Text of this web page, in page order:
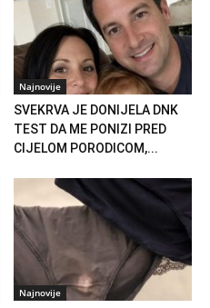
Najnovije
SVEKRVA JE DONIJELA DNK
TEST DA ME PONIZI PRED
CIJELOM PORODICOM,...
Najnovije